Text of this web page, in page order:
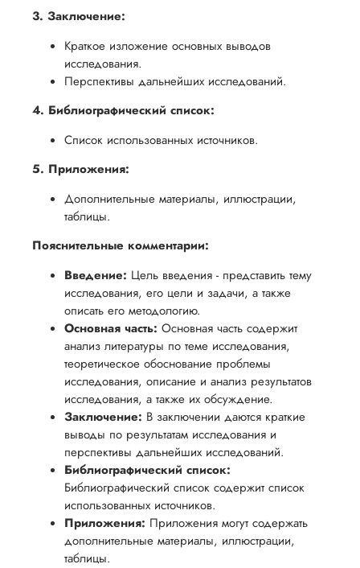
3. Заключение:
Краткое изложение основных выводов
исследования.
Перспективы дальнейших исследований.
4. Библиографический список:
Список использованных источников.
5. Приложения:
Дополнительные материалы, иллюстрации,
таблицы.
Пояснительные комментарии:
Введение: Цель введения - представить тему
исследования, его цели и задачи, а также
описать его методологию.
Основная часть: Основная часть содержит
анализ литературы по теме исследования,
теоретическое обоснование проблемы
исследования, описание и анализ результатов
исследования, а также их обсуждение.
Заключение: В заключении даются краткие
выводы по результатам исследования и
перспективы дальнейших исследований.
Библиографический список:
Библиографический список содержит список
использованных источников.
Приложения: Приложения могут содержать
дополнительные материалы, иллюстрации,
таблицы.